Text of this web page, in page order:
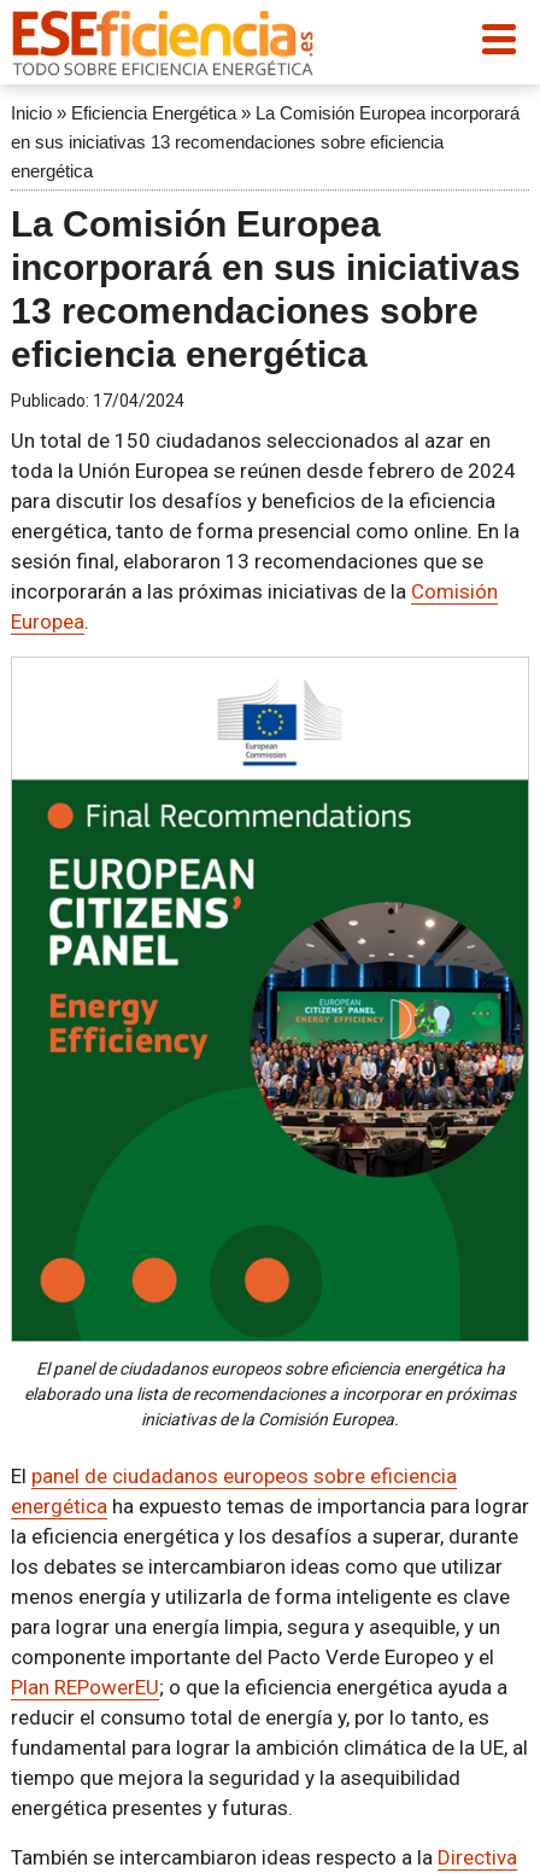
Inicio» Eficiencia Energética» La Comisión Europea incorporará
en sus iniciativas 13 recomendaciones sobre eficiencia
energética
La Comisión Europea
incorporará en sus iniciativas
13 recomendaciones sobre
eficiencia energética
Publicado: 17/04/2024
Un total de 150 ciudadanos seleccionados al azar en
toda la Unión Europea se reúnen desde febrero de 2024
para discutir los desafíos y beneficios de la eficiencia
energética, tanto de forma presencial como online. En la
sesión final, elaboraron 13 recomendaciones que se
incorporarán a las próximas iniciativas de la Comisión
Europea.
El panel de ciudadanos europeos sobre eficiencia energética ha
elaborado una lista de recomendaciones a incorporar en próximas
iniciativas de la Comisión Europea.
El panel de ciudadanos europeos sobre eficiencia
energética ha expuesto temas de importancia para lograr
la eficiencia energética y los desafíos a superar, durante
los debates se intercambiaron ideas como que utilizar
menos energía y utilizarla de forma inteligente es clave
para lograr una energía limpia, segura y asequible, y un
componente importante del Pacto Verde Europeo y el
Plan REPowerEU; o que la eficiencia energética ayuda a
reducir el consumo total de energía y, por lo tanto, es
fundamental para lograr la ambición climática de la UE, al
tiempo que mejora la seguridad y la asequibilidad
energética presentes y futuras.
También se intercambiaron ideas respecto a la Directiva